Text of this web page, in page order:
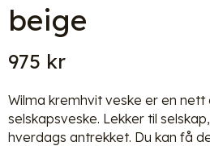
beige
975 kr
Wilma kremhvit veske er en nett
selskapsveske. Lekker til
hverdags antrekket. Du kan få